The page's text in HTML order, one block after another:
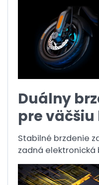
Duálny
pre
Stabilné brzdenie
zadná elektronická